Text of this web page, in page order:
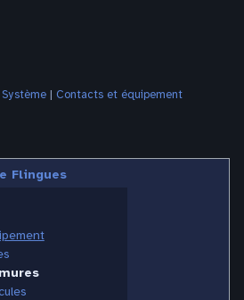
Système ‎ | Contacts et équipement
Flingues